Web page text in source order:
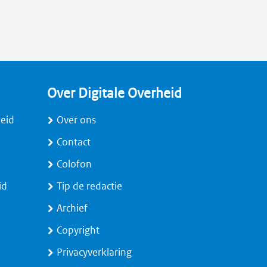
Over Digitale Overheid
Over ons
Contact
Colofon
Tip de redactie
Archief
Copyright
Privacyverklaring